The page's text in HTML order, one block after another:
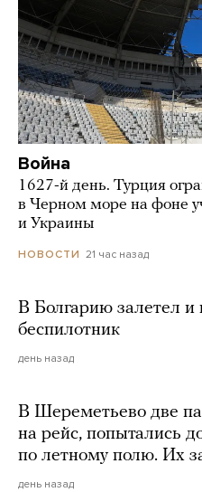
Война
1627-й день. Турция
в Черном море на фоне
и Украины
НОВОСТИ 21 час назад
В Болгарию залетел и
беспилотник
день назад
В Шереметьево две
на рейс, попытались
по летному полю. Их
день назад